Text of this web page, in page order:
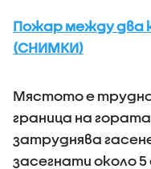
Пожар между два
(СНИМКИ)
Мястото е
граница на
затруднява
засегнати около